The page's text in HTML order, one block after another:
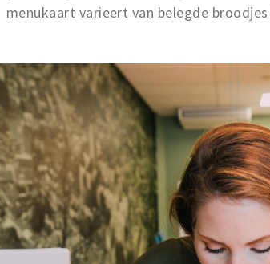
menukaart varieert van belegde